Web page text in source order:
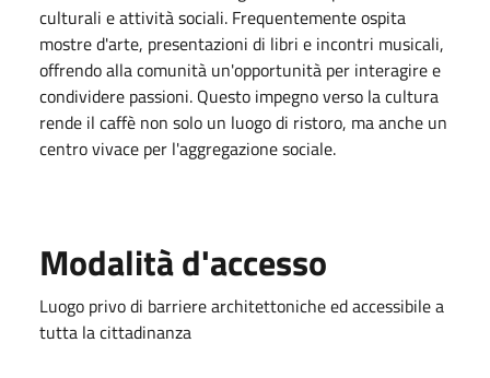
culturali e attività sociali. Frequentemente ospita
mostre d'arte, presentazioni di libri e incontri musicali,
offrendo alla comunità un'opportunità per interagire e
condividere passioni. Questo impegno verso la cultura
rende il caffè non solo un luogo di ristoro, ma anche un
centro vivace per l'aggregazione sociale.
Modalità d'accesso
Luogo privo di barriere architettoniche ed accessibile a
tutta la cittadinanza